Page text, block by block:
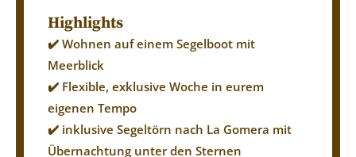
Highlights
✔️ Wohnen auf einem Segelboot mit
Meerblick
✔️ Flexible, exklusive Woche in eurem
eigenen Tempo
✔️ inklusive Segeltörn nach La Gomera mit
Übernachtung unter den Sternen